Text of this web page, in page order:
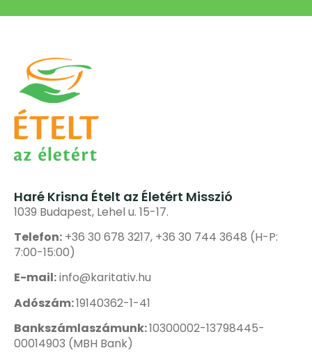
Haré Krisna Ételt az Életért Misszió
1039 Budapest, Lehel u. 15-17.
Telefon: +36 30 678 3217, +36 30 744 3648 (H-P:
7:00-15:00)
E-mail:info@karitativ.hu
Adószám:19140362-1-41
Bankszámlaszámunk:10300002-13798445-
00014903 (MBH Bank)